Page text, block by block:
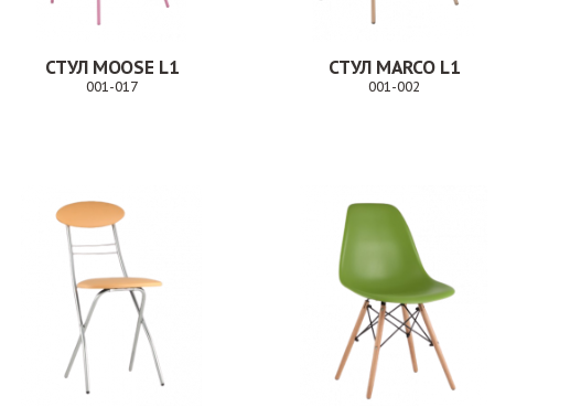
СТУЛ MOOSE L1
001-017
СТУЛ MARCO L1
001-002